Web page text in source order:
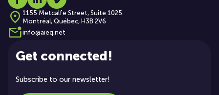
Social media link icon-facebook
Social media link icon-linkedin
Social media link icon-vimeo
1155 Metcalfe Street, Suite 1025
Montréal, Québec, H3B 2V6
info@aieq.net
Get connected!
Subscribe to our newsletter!